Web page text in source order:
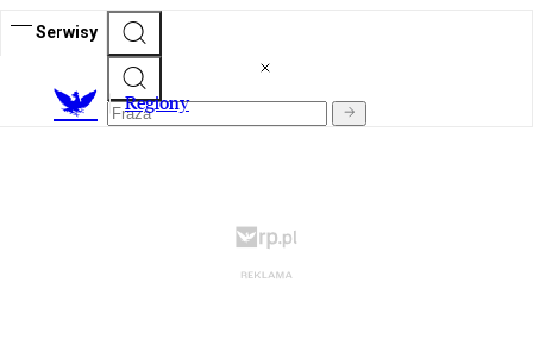
Serwisy
Regiony